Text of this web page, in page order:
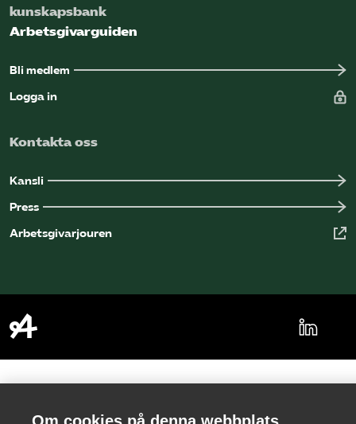
In english
kunskapsbank
Arbetsgivarguiden
Bli medlem
Logga in
Kontakta oss
Kansli
Press
Arbetsgivarjouren